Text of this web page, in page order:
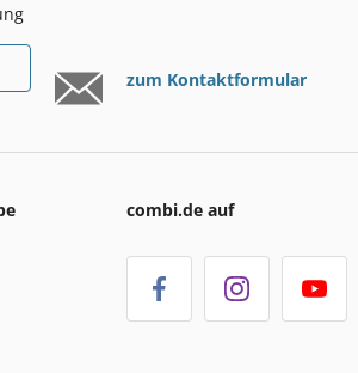
zum Kontaktformular
combi.de auf